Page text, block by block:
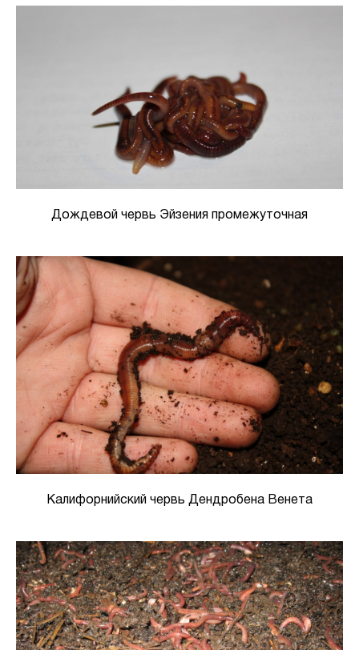
Дождевой червь Эйзения промежуточная
Калифорнийский червь Дендробена Венета